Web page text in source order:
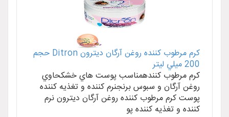
کرم مرطوب کننده روغن آرگان ديترون Ditron حجم
200 ميلي ليتر
کرم مرطوب کنندهمناسب پوست هاي خشکحاوي
روغن آرگان و سبوس برنجنرم کننده و تغذيه کننده
پوست کرم مرطوب کننده روغن آرگان ديترون نرم
کننده و تغذيه کننده پو